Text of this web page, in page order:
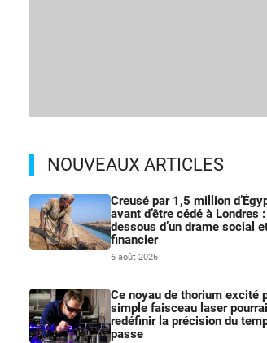
NOUVEAUX ARTICLES
Creusé par 1,5 million
avant d’être cédé à Londres
dessous d’un drame social
financier
6 août 2026
Ce noyau de thorium excité
simple faisceau laser
redéfinir la précision du
passe